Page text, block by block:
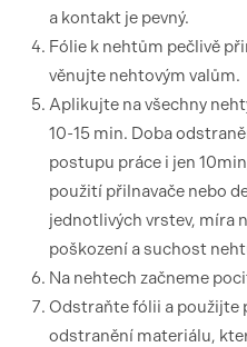
a kontakt je pevný.
Fólie k nehtům pečlivě
věnujte nehtovým valům.
Aplikujte na všechny
10-15 min. Doba
postupu práce i jen
použití přilnavače nebo
jednotlivých vrstev, míra
poškození a suchost
Na nehtech začneme
Odstraňte fólii a použijte
odstranění materiálu,